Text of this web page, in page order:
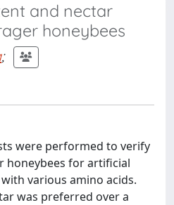
and nectar
honeybees
;
were performed to verify
honeybees for artificial
various amino acids.
was preferred over a